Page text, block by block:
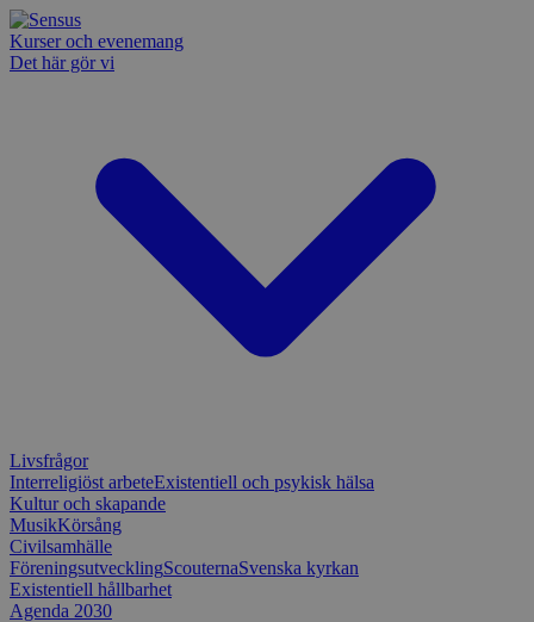
Kurser och evenemang
Det här gör vi
Livsfrågor
Interreligiöst arbeteExistentiell och psykisk hälsa
Kultur och skapande
MusikKörsång
Civilsamhälle
FöreningsutvecklingScouternaSvenska kyrkan
Existentiell hållbarhet
Agenda 2030